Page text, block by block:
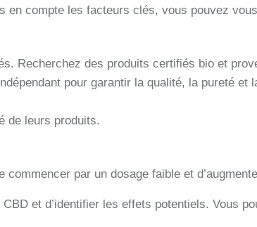
compte les facteurs clés, vous pouvez
Recherchez des produits certifiés bio et
pour garantir la qualité, la pureté
de leurs produits.
par un dosage faible et
et d’identifier les effets potentiels. Vous